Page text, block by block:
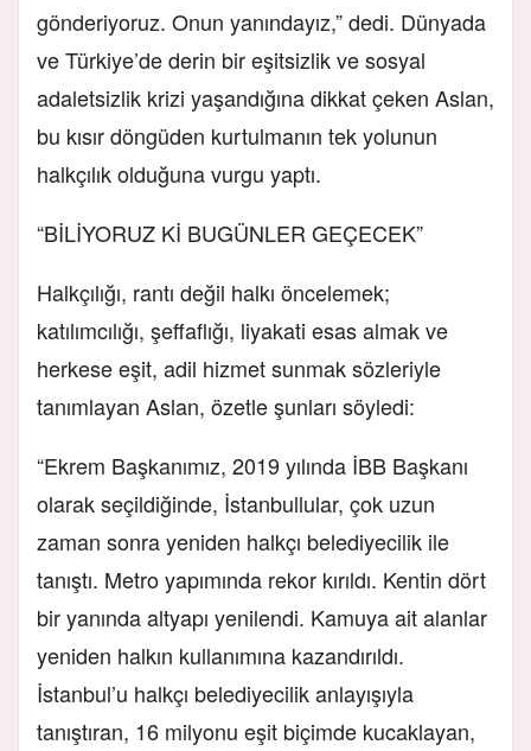
gönderiyoruz. Onun yanındayız,” dedi. Dünyada
ve Türkiye’de derin bir eşitsizlik ve sosyal
adaletsizlik krizi yaşandığına dikkat çeken Aslan,
bu kısır döngüden kurtulmanın tek yolunun
halkçılık olduğuna vurgu yaptı.
“BİLİYORUZ Kİ BUGÜNLER GEÇECEK”
Halkçılığı, rantı değil halkı öncelemek;
katılımcılığı, şeffaflığı, liyakati esas almak ve
herkese eşit, adil hizmet sunmak sözleriyle
tanımlayan Aslan, özetle şunları söyledi:
“Ekrem Başkanımız, 2019 yılında İBB Başkanı
olarak seçildiğinde, İstanbullular, çok uzun
zaman sonra yeniden halkçı belediyecilik ile
tanıştı. Metro yapımında rekor kırıldı. Kentin dört
bir yanında altyapı yenilendi. Kamuya ait alanlar
yeniden halkın kullanımına kazandırıldı.
İstanbul’u halkçı belediyecilik anlayışıyla
tanıştıran, 16 milyonu eşit biçimde kucaklayan,